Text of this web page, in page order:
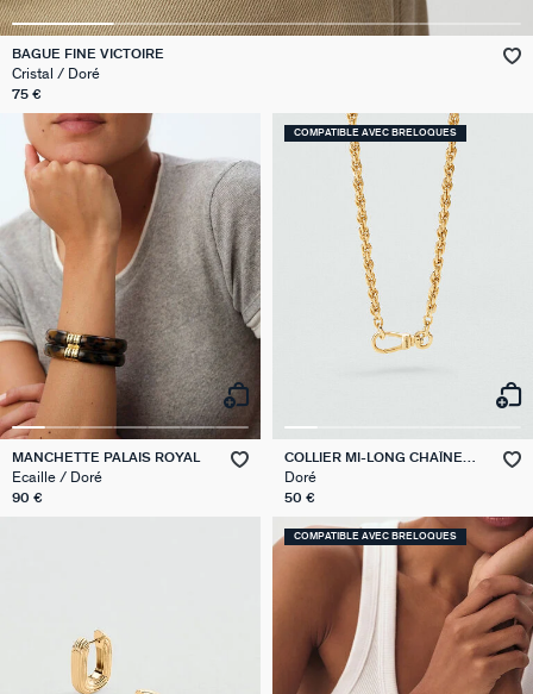
VICTOIRE
GÉNÉRATION AGATHA
SUR LA PEAU
BAGUE FINE VICTOIRE
Cristal / Doré
75 €
MANCHETTE PALAIS ROYAL
Ecaille / Doré
90 €
COMPATIBLE AVEC BRELOQUES
COLLIER MI-LONG CHAÎNE
CORDE
Doré
50 €
COMPATIBLE AVEC BRELOQUES